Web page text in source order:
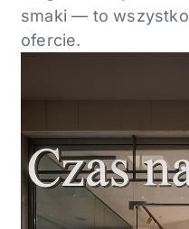
smaki — to wszystko
ofercie.